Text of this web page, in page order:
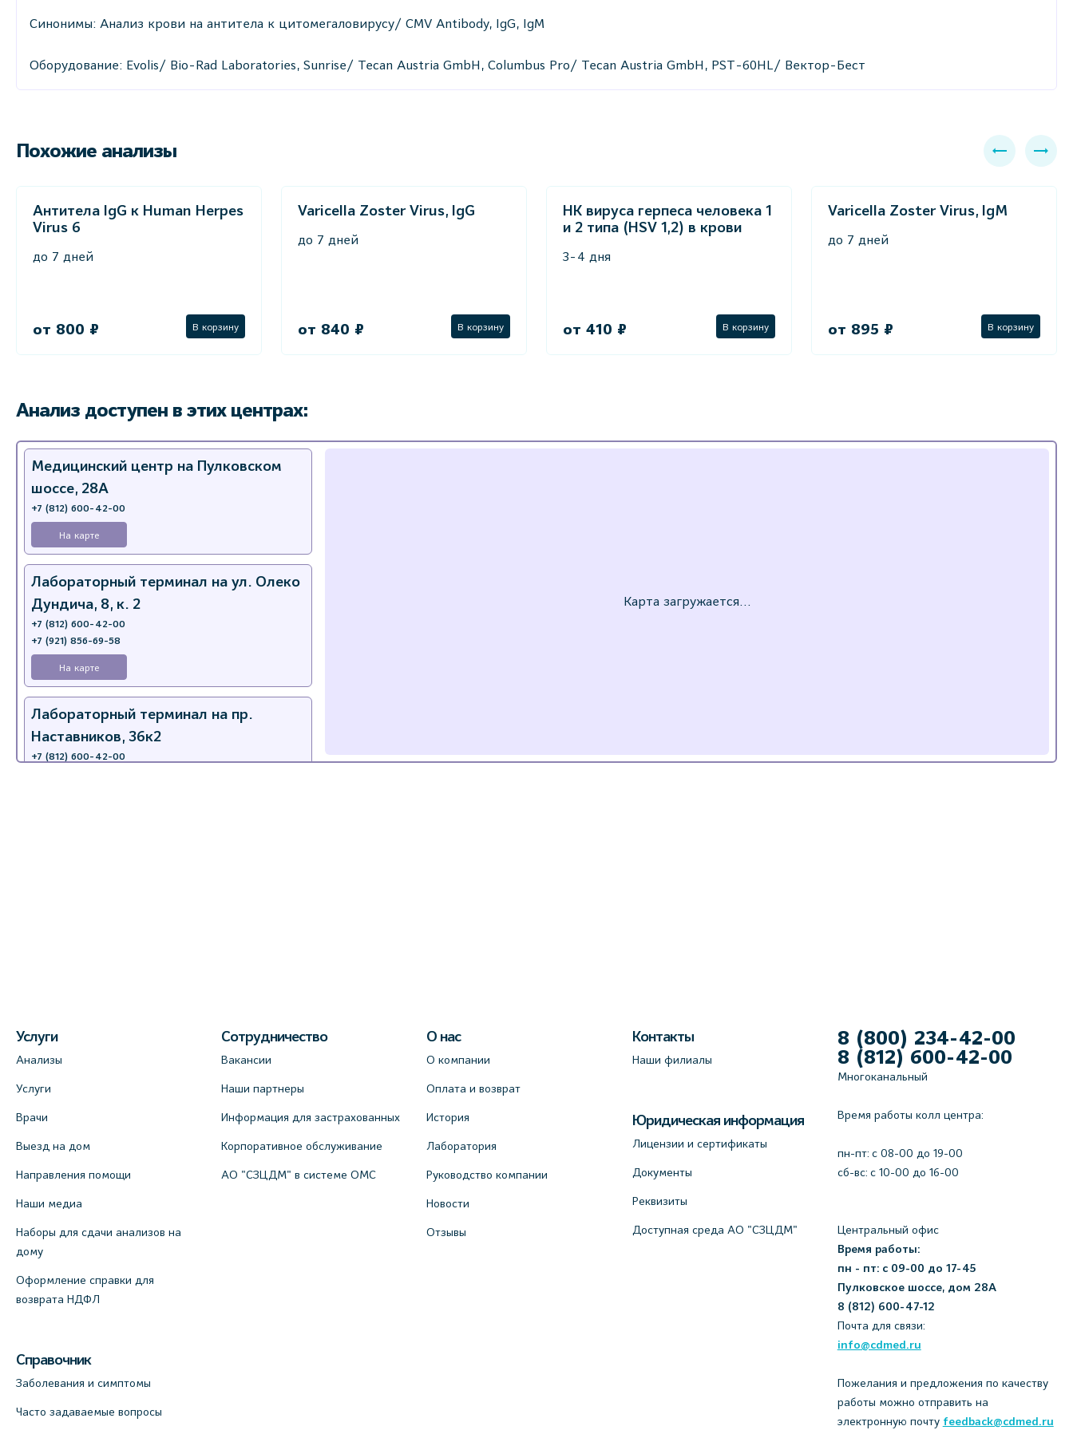
Синонимы: Анализ крови на антитела к цитомегаловирусу/ CMV Antibody, IgG, IgM
Оборудование: Evolis/ Bio-Rad Laboratories, Sunrise/ Tecan Austria GmbH, Columbus Pro/ Tecan Austria GmbH, PST-60HL/ Вектор-Бест
Похожие анализы
Антитела IgG к Human Herpes
Virus 6
до 7 дней
от 800 ₽ В корзину
Varicella Zoster Virus, IgG
до 7 дней
от 840 ₽ В корзину
НК вируса герпеса человека 1
и 2 типа (HSV 1,2) в крови
3-4 дня
от 410 ₽ В корзину
Varicella Zoster Virus, IgM
до 7 дней
от 895 ₽ В корзину
Анализ доступен в этих центрах:
Медицинский центр на Пулковском
шоссе, 28А
+7 (812) 600-42-00
На карте
Лабораторный терминал на ул. Олеко
Дундича, 8, к. 2
+7 (812) 600-42-00
+7 (921) 856-69-58
На карте
Лабораторный терминал на пр.
Наставников, 36к2
+7 (812) 600-42-00
5 (официальный партнер)
+7 (812) 660-73-69
На карте
партнер)
+7 (812) 660-73-69
На карте
Семейный" (официальный партнер),
Красносельское шоссе, 54, к.3
Услуги
Анализы
Услуги
Врачи
Выезд на дом
Направления помощи
Наши медиа
Наборы для сдачи анализов на
дому
Оформление справки для
возврата НДФЛ
Справочник
Заболевания и симптомы
Часто задаваемые вопросы
Сотрудничество
Вакансии
Наши партнеры
Информация для застрахованных
Корпоративное обслуживание
АО "СЗЦДМ" в системе ОМС
О нас
О компании
Оплата и возврат
История
Лаборатория
Руководство компании
Новости
Отзывы
Контакты
Наши филиалы
Юридическая информация
Лицензии и сертификаты
Документы
Реквизиты
Доступная среда АО "СЗЦДМ"
8 (800) 234-42-00
8 (812) 600-42-00
Многоканальный
Время работы колл центра:
пн-пт: c 08-00 до 19-00
сб-вс: с 10-00 до 16-00
Центральный офис
Время работы:
пн - пт: с 09-00 до 17-45
Пулковское шоссе, дом 28А
8 (812) 600-47-12
Почта для связи:
info@cdmed.ru
Пожелания и предложения по качеству
работы можно отправить на
электронную почту feedback@cdmed.ru